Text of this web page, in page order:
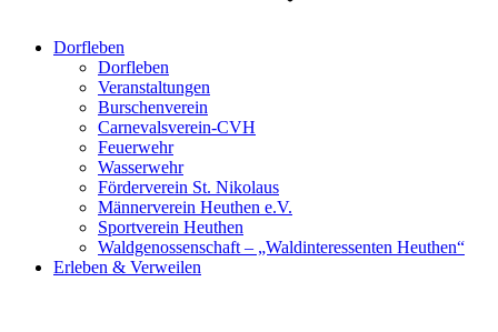
Dorfleben
Dorfleben
Veranstaltungen
Burschenverein
Carnevalsverein-CVH
Feuerwehr
Wasserwehr
Förderverein St. Nikolaus
Männerverein Heuthen e.V.
Sportverein Heuthen
Waldgenossenschaft – „Waldinteressenten Heuthen“
Erleben & Verweilen